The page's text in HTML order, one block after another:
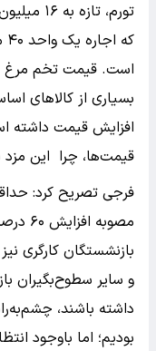
تورم،
بسیاری از کالاهای
افزایش قیمت داشته
قیمت‌ها، چرا این مزد
فرجی تصریح کرد:
داشته باشند،
بودیم؛ اما باوجود